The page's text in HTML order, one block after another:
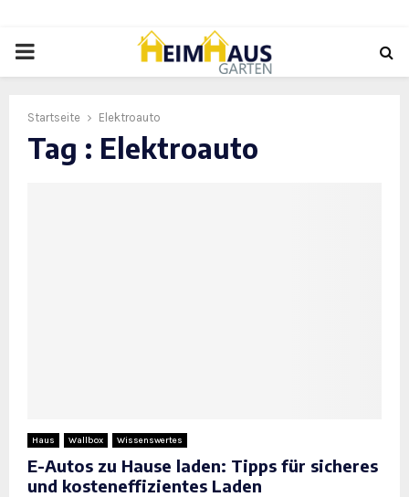
PRIMARY
Startseite Elektroauto
Tag : Elektroauto
Haus Wallbox Wissenswertes
E-Autos zu Hause laden: Tipps für sicheres
und kosteneffizientes Laden